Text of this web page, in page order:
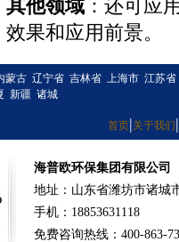
其他领域 ：还可应
效果和应用前景。
蒙古 辽宁省 吉林省 上海市 江苏省
新疆 诸城
首页|关于我们|
海普欧环保集团有限公司
地址：山东省潍坊市诸城
手机：18853631118
免费咨询热线：400-863-